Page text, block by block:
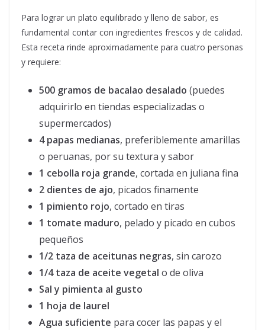
Para lograr un plato equilibrado y lleno de sabor, es
fundamental contar con ingredientes frescos y de calidad.
Esta receta rinde aproximadamente para cuatro personas
y requiere:
500 gramos de bacalao desalado (puedes
adquirirlo en tiendas especializadas o
supermercados)
4 papas medianas, preferiblemente amarillas
o peruanas, por su textura y sabor
1 cebolla roja grande, cortada en juliana fina
2 dientes de ajo, picados finamente
1 pimiento rojo, cortado en tiras
1 tomate maduro, pelado y picado en cubos
pequeños
1/2 taza de aceitunas negras, sin carozo
1/4 taza de aceite vegetal o de oliva
Sal y pimienta al gusto
1 hoja de laurel
Agua suficiente para cocer las papas y el